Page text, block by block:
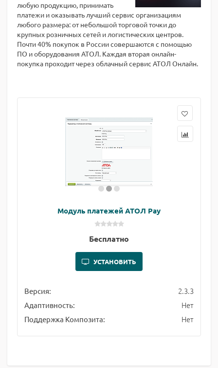
любую продукцию, принимать
платежи и оказывать лучший сервис организациям
любого размера: от небольшой торговой точки до
крупных розничных сетей и логистических центров.
Почти 40% покупок в России совершаются с помощью
ПО и оборудования АТОЛ. Каждая вторая онлайн-
покупка проходит через облачный сервис АТОЛ Онлайн.
Модуль платежей АТОЛ Pay
Бесплатно
УСТАНОВИТЬ
Версия: 2.3.3
Адаптивность: Нет
Поддержка Композита: Нет